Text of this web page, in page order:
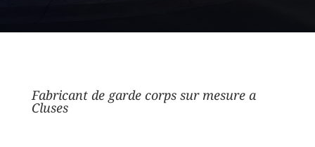
Fabricant de garde corps sur mesure a
Cluses